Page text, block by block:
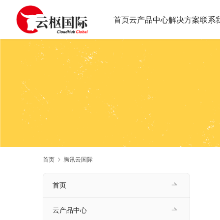
首页云产品中心解决方案联系
首页 腾讯云国际
首页
云产品中心